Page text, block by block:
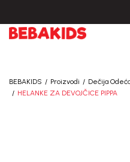
BEBAKIDS Proizvodi Dečija
HELANKE ZA DEVOJČICE PIPPA